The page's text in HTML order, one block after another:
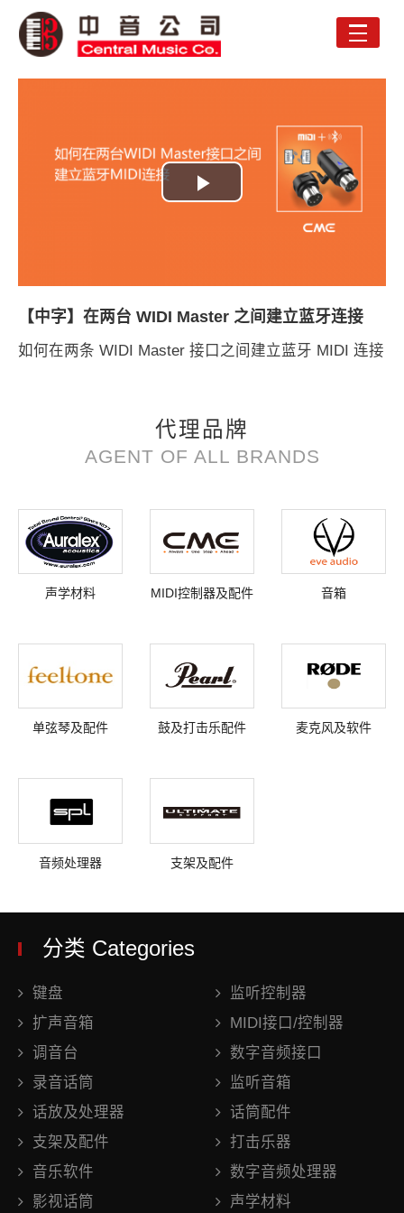
Toggle
Play
【中字】在两台 WIDI Master 之间建立蓝牙连接
如何在两条 WIDI Master 接口之间建立蓝牙 MIDI 连接
代理品牌
AGENT OF ALL BRANDS
声学材料 MIDI控制器及配件 音箱
单弦琴及配件 鼓及打击乐配件 麦克风及软件
音频处理器 支架及配件
分类 Categories
键盘
监听控制器
扩声音箱
MIDI接口/控制器
调音台
数字音频接口
录音话筒
监听音箱
话放及处理器
话筒配件
支架及配件
打击乐器
音乐软件
数字音频处理器
影视话筒
声学材料